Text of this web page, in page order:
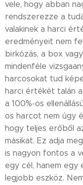
vele, hogy abban
rendszerezze a
valakinek a harci
eredményeit nem
birkózás, a box
mindenféle
harcosokat tud
harci értékét talán
a 100%-os
os harcot nem úgy
hogy teljes erőből
másikat. Ez adja
is nagyon fontos a
egy cél, hanem egy
legjobb eszköz.